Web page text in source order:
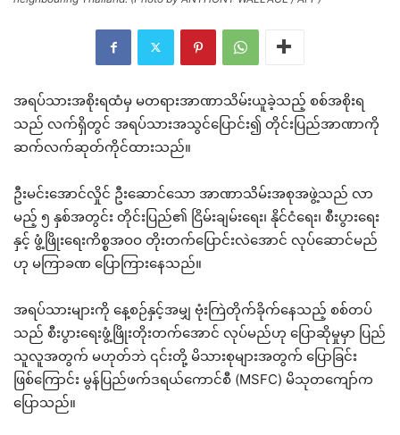
အရပ်သားအစိုးရထံမှ မတရားအာဏာသိမ်းယူခဲ့သည့် စစ်အစိုးရ
သည် လက်ရှိတွင် အရပ်သားအသွင်ပြောင်း၍ တိုင်းပြည်အာဏာကို
ဆက်လက်ဆုတ်ကိုင်ထားသည်။
ဦးမင်းအောင်လှိုင် ဦးဆောင်သော အာဏာသိမ်းအစုအဖွဲ့သည် လာ
မည့် ၅ နှစ်အတွင်း တိုင်းပြည်၏ ငြိမ်းချမ်းရေး၊ နိုင်ငံရေး၊ စီးပွားရေး
နှင့် ဖွံ့ဖြိုးရေးကိစ္စအဝဝ တိုးတက်ပြောင်းလဲအောင် လုပ်ဆောင်မည်
ဟု မကြာခဏ ပြောကြားနေသည်။
အရပ်သားများကို နေ့စဉ်နှင့်အမျှ ဗုံးကြဲတိုက်ခိုက်နေသည့် စစ်တပ်
သည် စီးပွားရေးဖွံ့ဖြိုးတိုးတက်အောင် လုပ်မည်ဟု ပြောဆိုမှုမှာ ပြည်
သူလူအတွက် မဟုတ်ဘဲ ၎င်းတို့ မိသားစုများအတွက် ပြောခြင်း
ဖြစ်ကြောင်း မွန်ပြည်ဖက်ဒရယ်ကောင်စီ (MSFC) မိသုတကျော်က
ပြောသည်။